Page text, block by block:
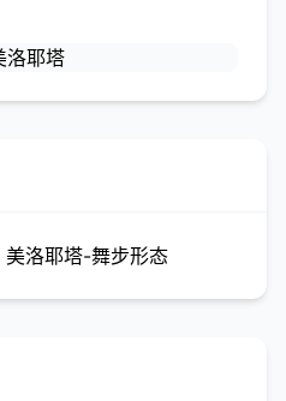
美洛耶塔-舞步形态